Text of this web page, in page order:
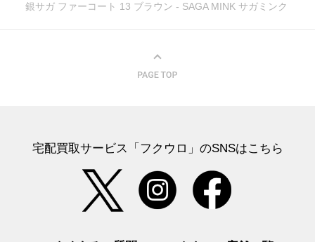
銀サガ ファーコート 13 ブラウン - SAGA MINK サガミンク
宅配買取サービス「フクウロ」のSNSはこちら